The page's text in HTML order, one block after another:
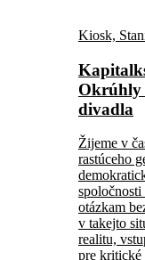
Kiosk,
Okrúhly
divadla
Žijeme v
rastúceho
otázkam
v takejto
realitu,
pre kritické